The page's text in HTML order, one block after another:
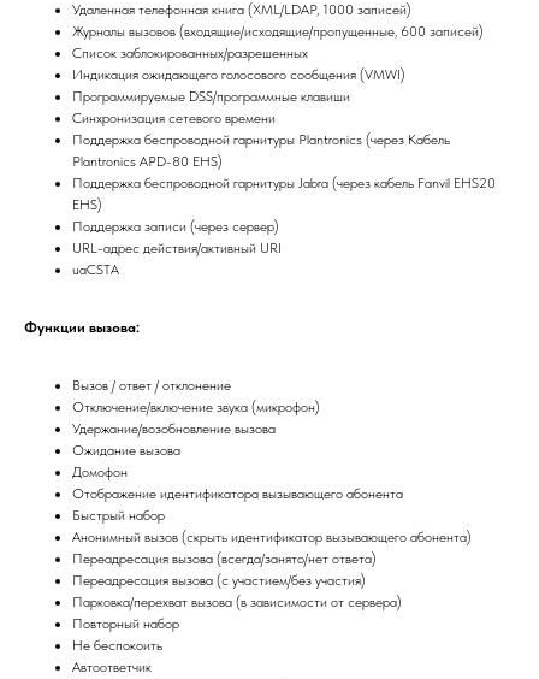
Удаленная телефонная книга (XML/LDAP, 1000 записей)
Журналы вызовов (входящие/исходящие/пропущенные, 600 записей)
Список заблокированных/разрешенных
Индикация ожидающего голосового сообщения (VMWI)
Программируемые DSS/программные клавиши
Синхронизация сетевого времени
Поддержка беспроводной гарнитуры Plantronics (через Кабель
Plantronics APD-80 EHS)
Поддержка беспроводной гарнитуры Jabra (через кабель Fanvil EHS20
EHS)
Поддержка записи (через сервер)
URL-адрес действия/активный URI
uaCSTA
Функции вызова:
Вызов / ответ / отклонение
Отключение/включение звука (микрофон)
Удержание/возобновление вызова
Ожидание вызова
Домофон
Отображение идентификатора вызывающего абонента
Быстрый набор
Анонимный вызов (скрыть идентификатор вызывающего абонента)
Переадресация вызова (всегда/занято/нет ответа)
Переадресация вызова (с участием/без участия)
Парковка/перехват вызова (в зависимости от сервера)
Повторный набор
Не беспокоить
Автоответчик